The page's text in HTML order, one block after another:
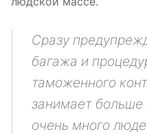
Сразу
багажа и
таможенного
занимает больше
очень много